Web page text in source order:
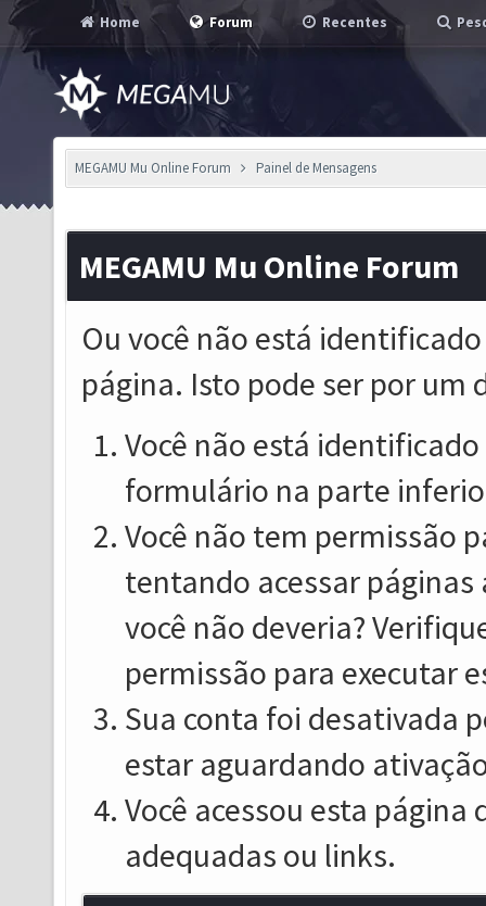
Home Forum Recentes
MEGAMU Mu Online Forum Painel de Mensagens
MEGAMU Mu Online Forum
Ou você não está
página. Isto pode ser por um
Você não está
formulário na parte
Você não tem permissão
tentando acessar
você não deveria?
permissão para executar
Sua conta foi desativada
estar aguardando
Você acessou esta
adequadas ou links.